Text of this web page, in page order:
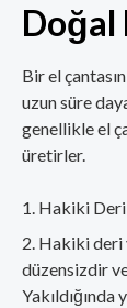
Doğal
Bir el
uzun süre
genellikle el
üretirler.
Hakiki Deri
Hakiki deri
düzensizdir
Yakıldığında